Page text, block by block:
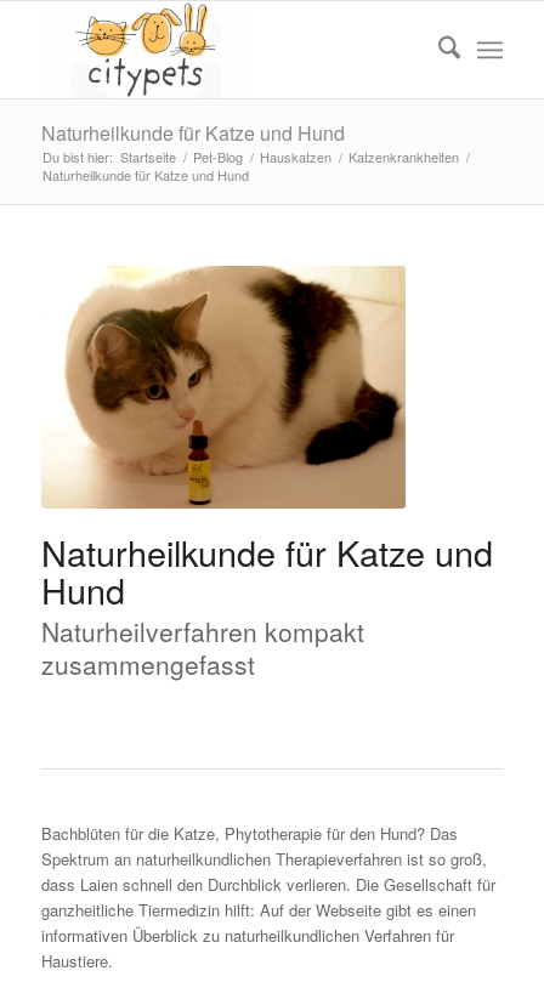
Naturheilkunde für Katze und Hund
Du bist hier: Startseite / Pet-Blog / Hauskatzen / Katzenkrankheiten /
Naturheilkunde für Katze und Hund
Naturheilkunde für Katze und
Hund
Naturheilverfahren kompakt
zusammengefasst
Bachblüten für die Katze, Phytotherapie für den Hund? Das
Spektrum an naturheilkundlichen Therapieverfahren ist so groß,
dass Laien schnell den Durchblick verlieren. Die Gesellschaft für
ganzheitliche Tiermedizin hilft: Auf der Webseite gibt es einen
informativen Überblick zu naturheilkundlichen Verfahren für
Haustiere.